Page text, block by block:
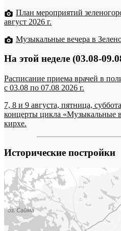
План мероприятий
август 2026 г.
Музыкальные вечера в
На этой неделе (03.08-
Расписание приема врачей в
c 03.08 по 07.08 2026 г.
7, 8 и 9 августа, пятница,
концерты цикла «Музыкальные
кирхе.
Исторические постройки